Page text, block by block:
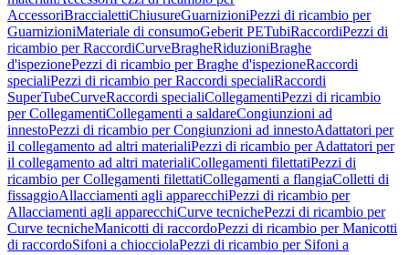
AccessoriBraccialettiChiusureGuarnizioniPezzi di ricambio per
GuarnizioniMateriale di consumoGeberit PETubiRaccordiPezzi di
ricambio per RaccordiCurveBragheRiduzioniBraghe
d'ispezionePezzi di ricambio per Braghe d'ispezioneRaccordi
specialiPezzi di ricambio per Raccordi specialiRaccordi
SuperTubeCurveRaccordi specialiCollegamentiPezzi di ricambio
per CollegamentiCollegamenti a saldareCongiunzioni ad
innestoPezzi di ricambio per Congiunzioni ad innestoAdattatori per
il collegamento ad altri materialiPezzi di ricambio per Adattatori per
il collegamento ad altri materialiCollegamenti filettatiPezzi di
ricambio per Collegamenti filettatiCollegamenti a flangiaColletti di
fissaggioAllacciamenti agli apparecchiPezzi di ricambio per
Allacciamenti agli apparecchiCurve tecnichePezzi di ricambio per
Curve tecnicheManicotti di raccordoPezzi di ricambio per Manicotti
di raccordoSifoni a chiocciolaPezzi di ricambio per Sifoni a